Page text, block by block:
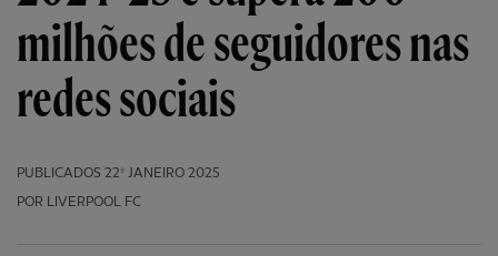
milhões de seguidores nas
redes sociais
PUBLICADOS 22º JANEIRO 2025
POR LIVERPOOL FC